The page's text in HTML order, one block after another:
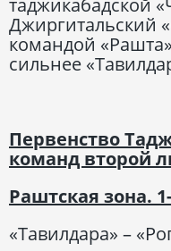
таджикабадской
Джиргитальский
командой
сильнее
Первенство
команд второй
Раштская зона.
«Тавилдара» –